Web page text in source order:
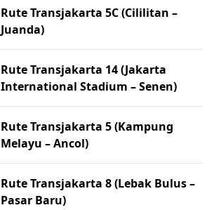
Rute Transjakarta 5C (Cililitan –
Juanda)
Rute Transjakarta 14 (Jakarta
International Stadium – Senen)
Rute Transjakarta 5 (Kampung
Melayu – Ancol)
Rute Transjakarta 8 (Lebak Bulus –
Pasar Baru)